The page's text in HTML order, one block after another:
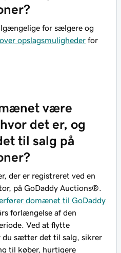
for sælgere og
opslagsmuligheder for
være
det er, og
til salg på
der er registreret ved en
på GoDaddy Auctions®.
domænet til GoDaddy
forlængelse af den
Ved at flytte
sætter det til salg, sikrer
til køber, hurtigere